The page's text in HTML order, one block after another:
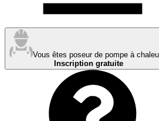
Vous êtes poseur de pompe à
Inscription gratuite